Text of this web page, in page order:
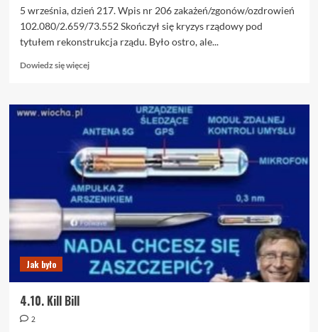
5 września, dzień 217. Wpis nr 206 zakażeń/zgonów/ozdrowień
102.080/2.659/73.552 Skończył się kryzys rządowy pod
tytułem rekonstrukcja rządu. Było ostro, ale...
Dowiedz się więcejDowiedz
o
Kiedy
rząd
zaboli
głowa
Jak było
4.10. Kill Bill
2